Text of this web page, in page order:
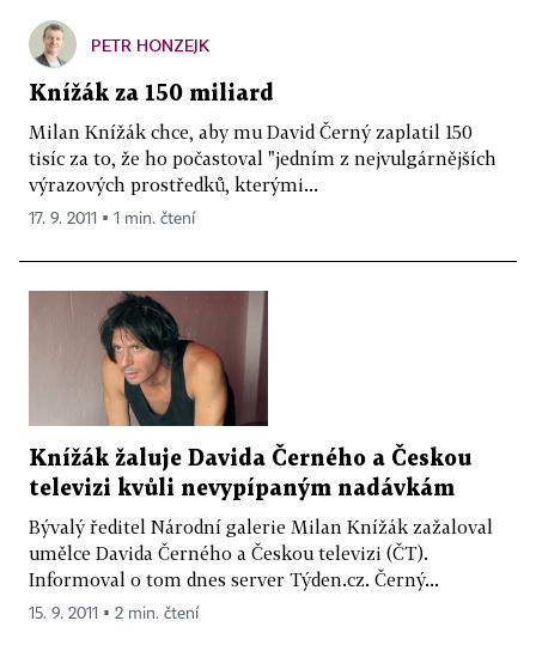
PETR HONZEJK
Knížák za 150 miliard
Milan Knížák chce, aby mu David Černý zaplatil 150
tisíc za to, že ho počastoval "jedním z nejvulgárnějších
výrazových prostředků, kterými...
17. 9. 2011 ▪ 1 min. čtení
Knížák žaluje Davida Černého a Českou
televizi kvůli nevypípaným nadávkám
Bývalý ředitel Národní galerie Milan Knížák zažaloval
umělce Davida Černého a Českou televizi (ČT).
Informoval o tom dnes server Týden.cz. Černý...
15. 9. 2011 ▪ 2 min. čtení